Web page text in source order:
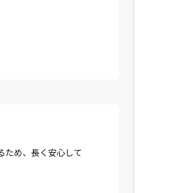
ため、長く安心して